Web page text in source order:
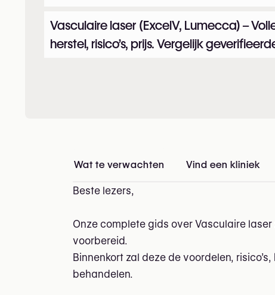
Vasculaire laser (ExcelV, Lumecca) –
herstel, risico’s, prijs. Vergelijk
Wat te verwachten Vind een kliniek
Beste lezers,
Onze complete gids over Vasculaire
voorbereid.
Binnenkort zal deze de voordelen,
behandelen.